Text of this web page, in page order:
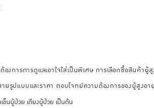
องการการดูแลเอาใจใส่เป็นพิเศษ การเลือกซื้อสินค้
รูปแบบและราคา ตอบโจทย์ความต้องการของผู้สูง
ข็นผู้ป่วย เตียงผู้ป่วย เป็นต้น